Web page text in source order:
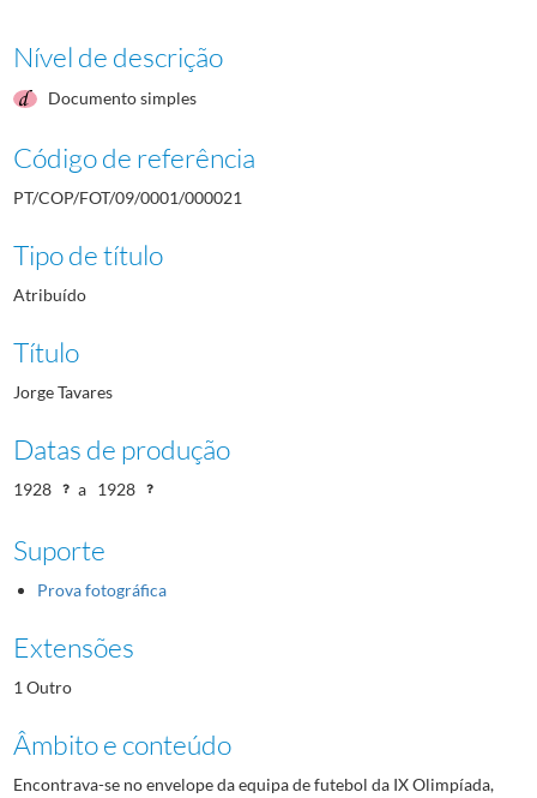
Nível de descrição
Documento simples
Código de referência
PT/COP/FOT/09/0001/000021
Tipo de título
Atribuído
Título
Jorge Tavares
Datas de produção
1928 a 1928
Suporte
Prova fotográfica
Extensões
1 Outro
Âmbito e conteúdo
Encontrava-se no envelope da equipa de futebol da IX Olimpíada,